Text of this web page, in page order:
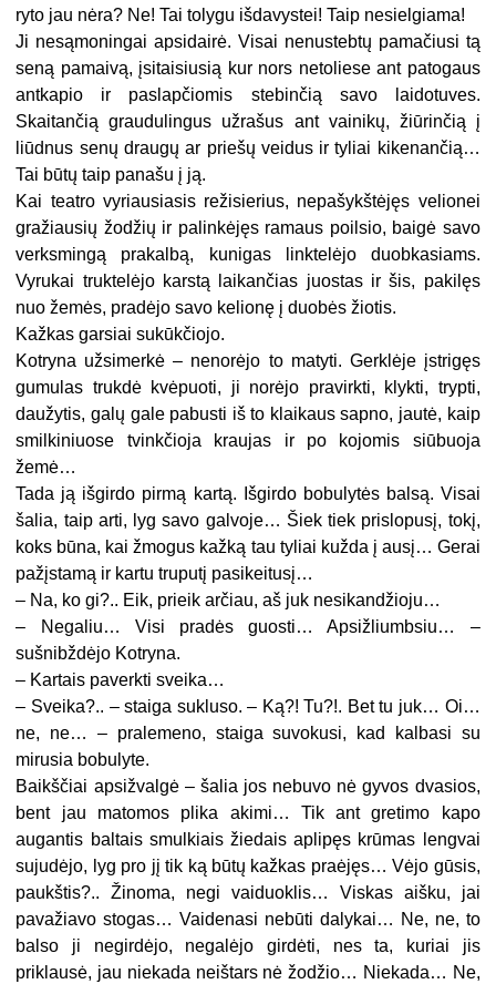
ryto jau nėra? Ne! Tai tolygu išdavystei! Taip nesielgiama!
Ji nesąmoningai apsidairė. Visai nenustebtų pamačiusi tą
seną pamaivą, įsitaisiusią kur nors netoliese ant patogaus
antkapio ir paslapčiomis stebinčią savo laidotuves.
Skaitančią graudulingus užrašus ant vainikų, žiūrinčią į
liūdnus senų draugų ar priešų veidus ir tyliai kikenančią…
Tai būtų taip panašu į ją.
Kai teatro vyriausiasis režisierius, nepašykštėjęs velionei
gražiausių žodžių ir palinkėjęs ramaus poilsio, baigė savo
verksmingą prakalbą, kunigas linktelėjo duobkasiams.
Vyrukai truktelėjo karstą laikančias juostas ir šis, pakilęs
nuo žemės, pradėjo savo kelionę į duobės žiotis.
Kažkas garsiai sukūkčiojo.
Kotryna užsimerkė – nenorėjo to matyti. Gerklėje įstrigęs
gumulas trukdė kvėpuoti, ji norėjo pravirkti, klykti, trypti,
daužytis, galų gale pabusti iš to klaikaus sapno, jautė, kaip
smilkiniuose tvinkčioja kraujas ir po kojomis siūbuoja
žemė…
Tada ją išgirdo pirmą kartą. Išgirdo bobulytės balsą. Visai
šalia, taip arti, lyg savo galvoje… Šiek tiek prislopusį, tokį,
koks būna, kai žmogus kažką tau tyliai kužda į ausį… Gerai
pažįstamą ir kartu truputį pasikeitusį…
– Na, ko gi?.. Eik, prieik arčiau, aš juk nesikandžioju…
– Negaliu… Visi pradės guosti… Apsižliumbsiu… –
sušnibždėjo Kotryna.
– Kartais paverkti sveika…
– Sveika?.. – staiga sukluso. – Ką?! Tu?!. Bet tu juk… Oi…
ne, ne… – pralemeno, staiga suvokusi, kad kalbasi su
mirusia bobulyte.
Baikščiai apsižvalgė – šalia jos nebuvo nė gyvos dvasios,
bent jau matomos plika akimi… Tik ant gretimo kapo
augantis baltais smulkiais žiedais aplipęs krūmas lengvai
sujudėjo, lyg pro jį tik ką būtų kažkas praėjęs… Vėjo gūsis,
paukštis?.. Žinoma, negi vaiduoklis… Viskas aišku, jai
pavažiavo stogas… Vaidenasi nebūti dalykai… Ne, ne, to
balso ji negirdėjo, negalėjo girdėti, nes ta, kuriai jis
priklausė, jau niekada neištars nė žodžio… Niekada… Ne,